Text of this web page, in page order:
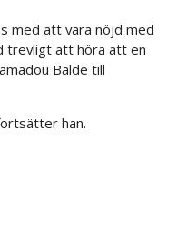
med att vara nöjd med
trevligt att höra att en
Balde till
han.